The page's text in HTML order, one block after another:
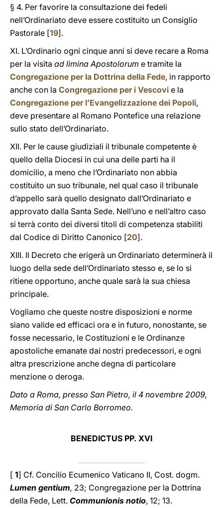
§ 4. Per favorire la consultazione dei fedeli
nell’Ordinariato deve essere costituito un Consiglio
Pastorale [19].
XI. L’Ordinario ogni cinque anni si deve recare a Roma
per la visita ad limina Apostolorum e tramite la
Congregazione per la Dottrina della Fede, in rapporto
anche con la Congregazione per i Vescovi e la
Congregazione per l’Evangelizzazione dei Popoli,
deve presentare al Romano Pontefice una relazione
sullo stato dell’Ordinariato.
XII. Per le cause giudiziali il tribunale competente è
quello della Diocesi in cui una delle parti ha il
domicilio, a meno che l’Ordinariato non abbia
costituito un suo tribunale, nel qual caso il tribunale
d’appello sarà quello designato dall’Ordinariato e
approvato dalla Santa Sede. Nell’uno e nell’altro caso
si terrà conto dei diversi titoli di competenza stabiliti
dal Codice di Diritto Canonico [20].
XIII. Il Decreto che erigerà un Ordinariato determinerà il
luogo della sede dell’Ordinariato stesso e, se lo si
ritiene opportuno, anche quale sarà la sua chiesa
principale.
Vogliamo che queste nostre disposizioni e norme
siano valide ed efficaci ora e in futuro, nonostante, se
fosse necessario, le Costituzioni e le Ordinanze
apostoliche emanate dai nostri predecessori, e ogni
altra prescrizione anche degna di particolare
menzione o deroga.
Dato a Roma, presso San Pietro, il 4 novembre 2009,
Memoria di San Carlo Borromeo.
BENEDICTUS PP. XVI
[ 1] Cf. Concilio Ecumenico Vaticano II, Cost. dogm.
Lumen gentium, 23; Congregazione per la Dottrina
della Fede, Lett. Communionis notio, 12; 13.